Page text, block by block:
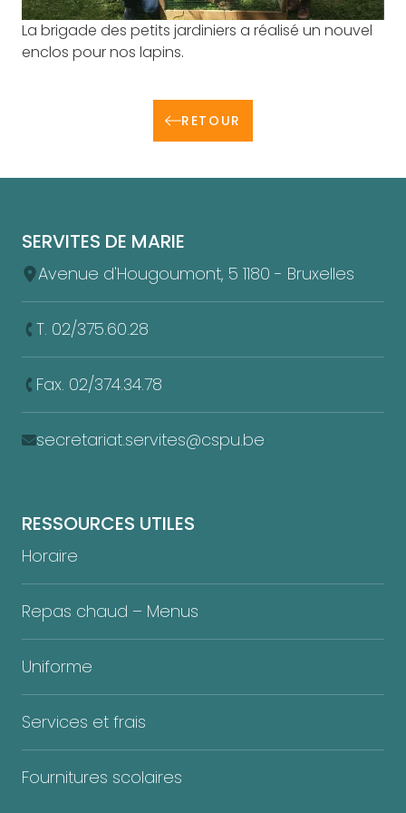
Afficher l'image en plein écran
La brigade des petits jardiniers a réalisé un nouvel
enclos pour nos lapins.
RETOUR
SERVITES DE MARIE
Avenue d'Hougoumont, 5 1180 - Bruxelles
T. 02/375.60.28
Fax. 02/374.34.78
secretariat.servites@cspu.be
RESSOURCES UTILES
Horaire
Repas chaud – Menus
Uniforme
Services et frais
Fournitures scolaires